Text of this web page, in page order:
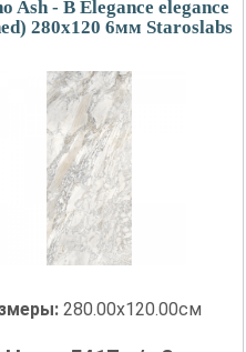
Ash - B Elegance elegance
280x120 6мм Staroslabs
280.00x120.00см